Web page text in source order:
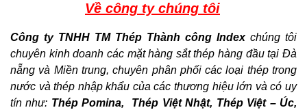
Về công ty chúng tôi
Công ty TNHH TM Thép Thành công Indexchúng tôi
chuyên kinh doanh các mặt hàng sắt thép hàng đầu tại Đà
nẵng và Miền trung, chuyên phân phối các loại thép trong
nước và thép nhập khẩu của các thương hiệu lớn và có uy
tín như: Thép Pomina, Thép Việt Nhật, Thép Việt – Úc,